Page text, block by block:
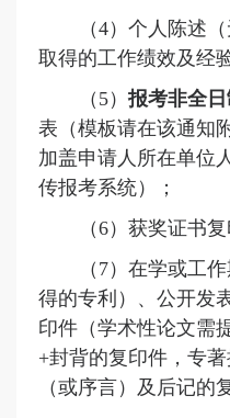
（4）个人陈述
取得的工作绩效及经
（ 5）报考非全
表（模板请在该通知
加盖申请人所在单位
传报考系统）；
（6）获奖证书复
（ 7）在学或工
得的专利）、公开发
印件（学术性论文需
+封背的复印件，专
（或序言）及后记的